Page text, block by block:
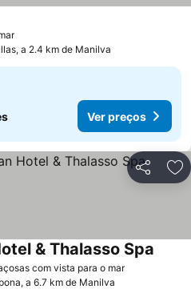
Ver preços
a 2.4 km de Manilva
Ver preços
Partilhar
com vista para o marVer preços
& Thalasso Spa
a 6.7 km de Manilva